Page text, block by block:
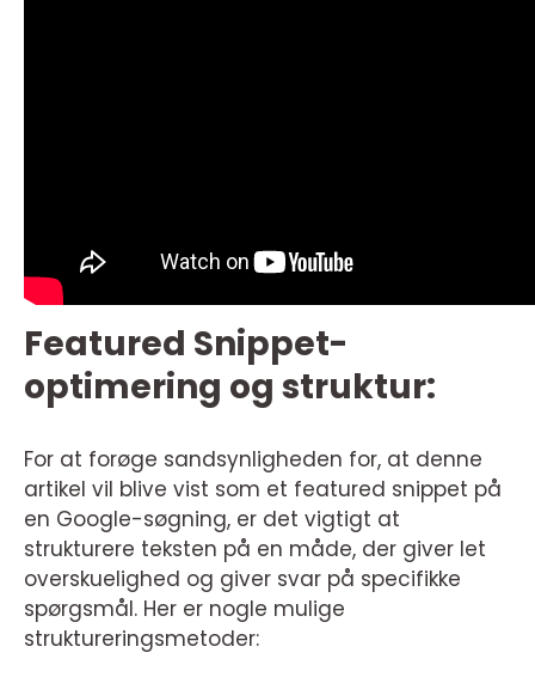
Featured Snippet-
optimering og struktur:
For at forøge sandsynligheden for, at denne
artikel vil blive vist som et featured snippet på
en Google-søgning, er det vigtigt at
strukturere teksten på en måde, der giver let
overskuelighed og giver svar på specifikke
spørgsmål. Her er nogle mulige
struktureringsmetoder: